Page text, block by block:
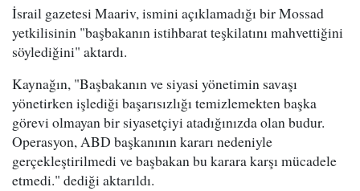
İsrail gazetesi Maariv, ismini açıklamadığı bir Mossad
yetkilisinin "başbakanın istihbarat teşkilatını mahvettiğini
söylediğini" aktardı.
Kaynağın, "Başbakanın ve siyasi yönetimin savaşı
yönetirken işlediği başarısızlığı temizlemekten başka
görevi olmayan bir siyasetçiyi atadığınızda olan budur.
Operasyon, ABD başkanının kararı nedeniyle
gerçekleştirilmedi ve başbakan bu karara karşı mücadele
etmedi." dediği aktarıldı.